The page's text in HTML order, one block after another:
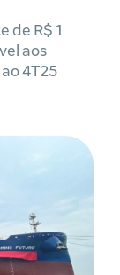
de R$ 1
aos
4T25